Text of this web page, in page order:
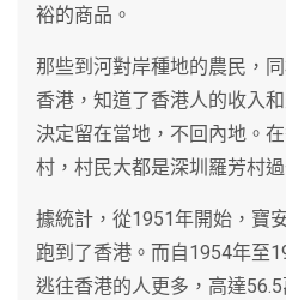
裕的商品。
那些到河對岸種地的農民，
香港，知道了香港人的收入
決定留在當地，不回內地。
村，村民大都是深圳羅芳村過
據統計，從1951年開始，寶
跑到了香港。而自1954年至
逃往香港的人更多，高達